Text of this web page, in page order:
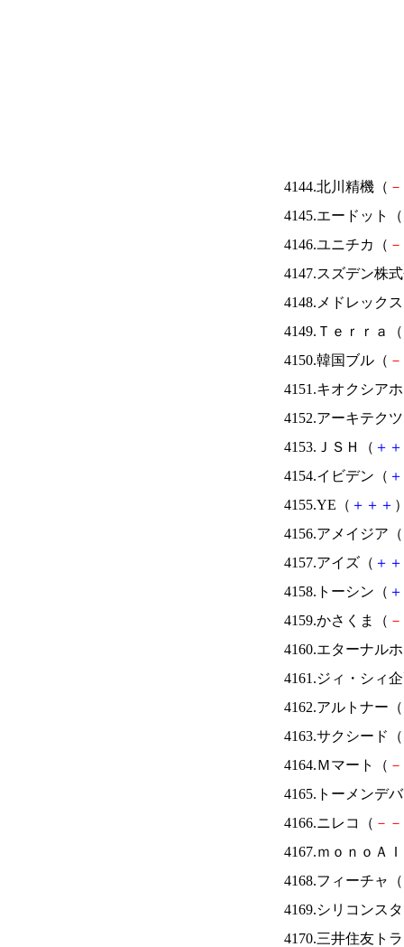
4144.北川精機（ －
4145.エードット（
4146.ユニチカ（ －
4147.スズデン株
4148.メドレック
4149.Ｔｅｒｒａ（
4150.韓国ブル（ －
4151.キオクシア
4152.アーキテク
4153.ＪＳＨ（ ＋ ＋
4154.イビデン（ ＋
4155.YE（ ＋ ＋ ＋
4156.アメイジア（
4157.アイズ（ ＋ ＋
4158.トーシン（ ＋
4159.かさくま（ －
4160.エターナル
4161.ジィ・シィ
4162.アルトナー（
4163.サクシード（
4164.Ｍマート（ －
4165.トーメンデ
4166.ニレコ（ － －
4167.ｍｏｎｏＡ
4168.フィーチャ（
4169.シリコンス
4170.三井住友ト